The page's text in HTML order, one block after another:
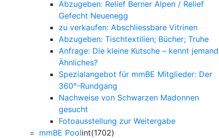
Abzugeben: Relief Berner Alpen / Relief
Gefecht Neuenegg
zu verkaufen: Abschliessbare Vitrinen
Abzugeben: Tischtextilien; Bücher; Truhe
Anfrage: Die kleine Kutsche – kennt jemand
Ähnliches?
Spezialangebot für mmBE Mitglieder: Der
360°-Rundgang
Nachweise von Schwarzen Madonnen
gesucht
Fotoausstellung zur Weitergabe
mmBE Poolint(1702)